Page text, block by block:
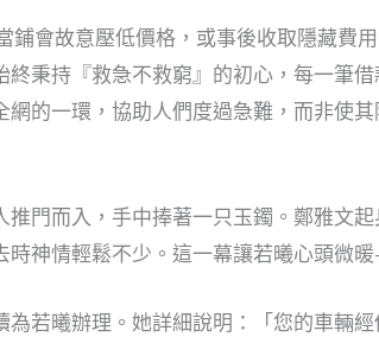
鋪會故意壓低價格，或事後收取隱藏費
終秉持『救急不救窮』的初心，每一筆
網的一環，協助人們度過急難，而非使
推門而入，手中捧著一只玉鐲。鄭雅文
時神情輕鬆不少。這一幕讓若曦心頭微
為若曦辦理。她詳細說明：「您的車輛